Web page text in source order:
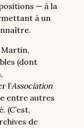
— à la
à un
Martin,
(dont
l’Association
entre autres
(C’est,
de